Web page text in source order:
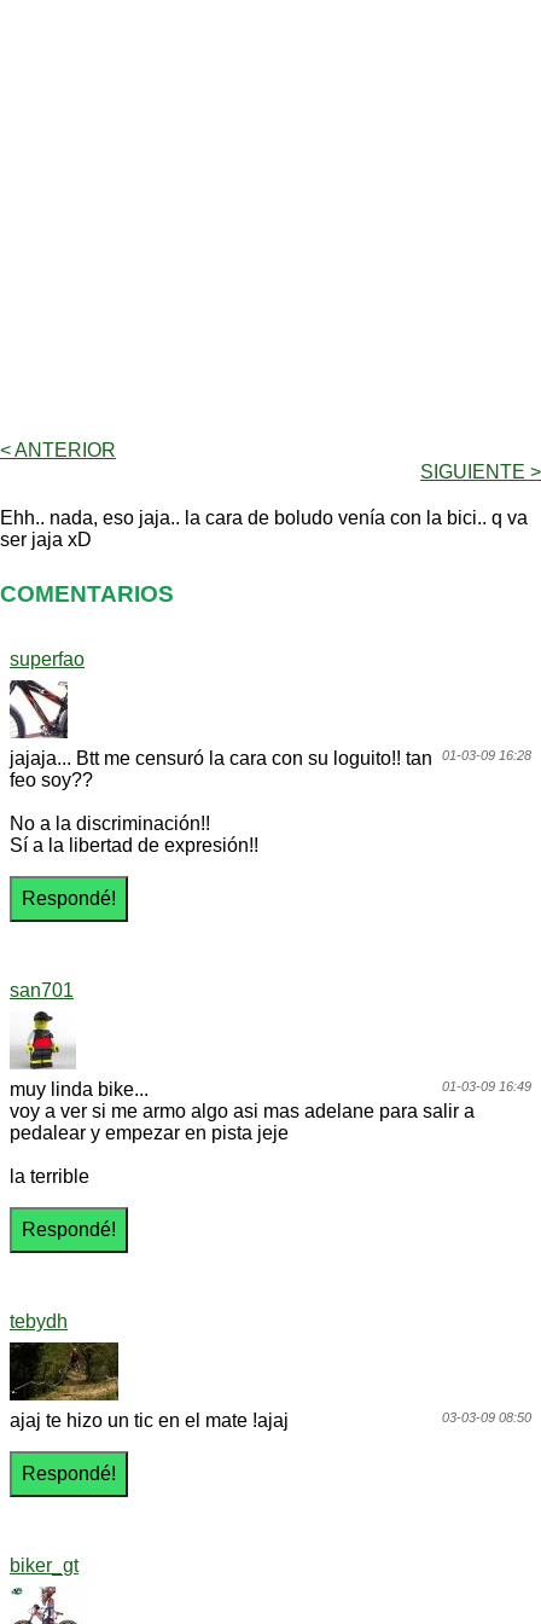
< ANTERIOR
SIGUIENTE >
Ehh.. nada, eso jaja.. la cara de boludo venía con la bici.. q va
ser jaja xD
COMENTARIOS
superfao
01-03-09 16:28
jajaja... Btt me censuró la cara con su loguito!! tan
feo soy??
No a la discriminación!!
Sí a la libertad de expresión!!
san701
01-03-09 16:49
muy linda bike...
voy a ver si me armo algo asi mas adelane para salir a
pedalear y empezar en pista jeje
la terrible
tebydh
03-03-09 08:50
ajaj te hizo un tic en el mate !ajaj
biker_gt